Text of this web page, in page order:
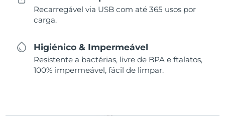
Recarregável via USB com até 365 usos por
carga.
Higiénico & Impermeável
Resistente a bactérias, livre de BPA e ftalatos,
100% impermeável, fácil de limpar.